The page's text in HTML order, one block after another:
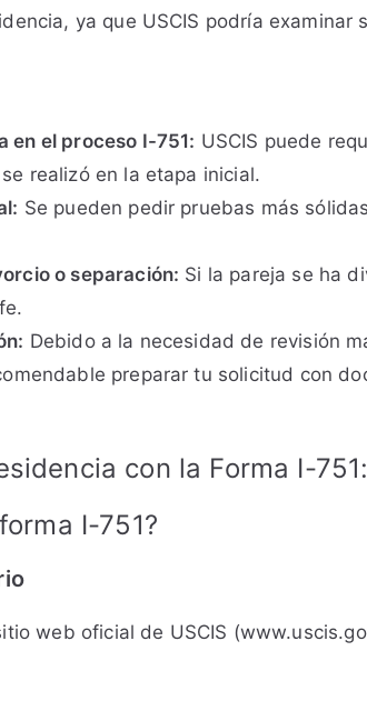
ya que USCIS podría examinar
en el proceso I-751: USCIS puede
realizó en la etapa inicial.
Se pueden pedir pruebas más
o separación: Si la pareja se ha
Debido a la necesidad de revisión
preparar tu solicitud con
con la Forma I-
I-751?
web oficial de USCIS